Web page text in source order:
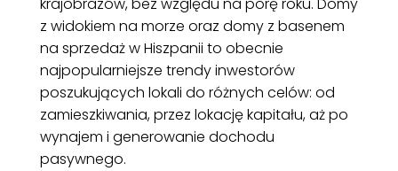
krajobrazów, bez względu na porę roku. Domy
z widokiem na morze oraz domy z basenem
na sprzedaż w Hiszpanii to obecnie
najpopularniejsze trendy inwestorów
poszukujących lokali do różnych celów: od
zamieszkiwania, przez lokację kapitału, aż po
wynajem i generowanie dochodu
pasywnego.